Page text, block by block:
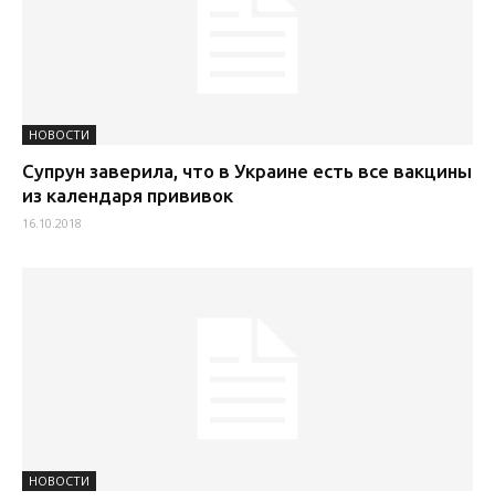
НОВОСТИ
Супрун заверила, что в Украине есть все вакцины
из календаря прививок
16.10.2018
НОВОСТИ